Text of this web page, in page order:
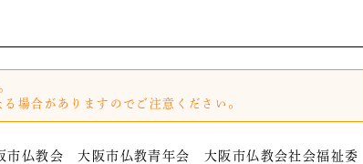
場合がありますのでご注意ください。
市仏教会 大阪市仏教青年会 大阪市仏教会社会福祉委